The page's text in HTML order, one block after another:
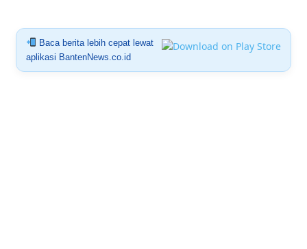
Baca berita lebih cepat lewat
aplikasi BantenNews.co.id